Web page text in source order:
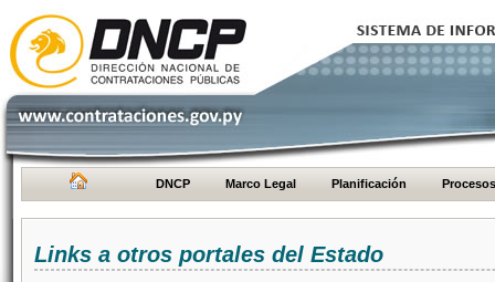
DNCP Marco Legal Planificación Procesos
Links a otros portales del Estado